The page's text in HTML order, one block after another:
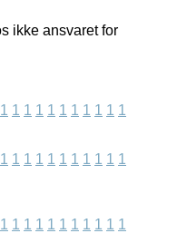
ikke ansvaret for
1 1 1 1 1 1 1 1 1 1 1
1 1 1 1 1 1 1 1 1 1 1
1 1 1 1 1 1 1 1 1 1 1